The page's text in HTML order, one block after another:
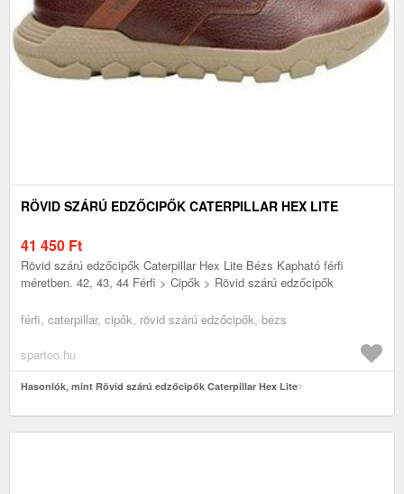
RÖVID SZÁRÚ EDZŐCIPŐK CATERPILLAR HEX LITE
41 450 Ft
Rövid szárú edzőcipők Caterpillar Hex Lite Bézs Kapható férfi
méretben. 42, 43, 44 Férfi > Cipők > Rövid szárú edzőcipők
férfi, caterpillar, cipők, rövid szárú edzőcipők, bézs
spartoo.hu
Hasonlók, mint Rövid szárú edzőcipők Caterpillar Hex Lite